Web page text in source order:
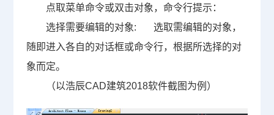
点取菜单命令或双击对象，命令行提示：
选择需要编辑的对象: 选取需编辑的对象，
随即进入各自的对话框或命令行，根据所选择的对
象而定。
（以浩辰CAD建筑2018软件截图为例）